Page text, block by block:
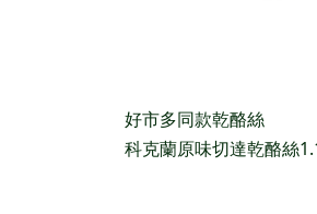
好市多同款乾酪絲
科克蘭原味切達乾酪絲